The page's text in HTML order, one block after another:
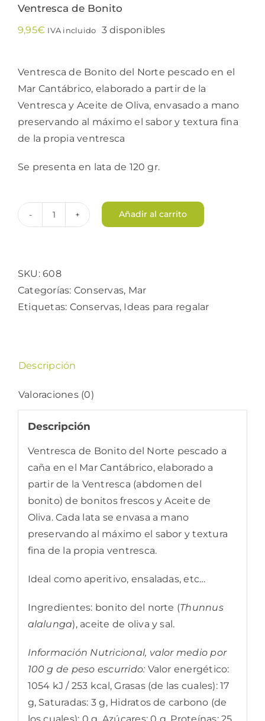
Ventresca de Bonito
9,95€ IVA incluido 3 disponibles
Ventresca de Bonito del Norte pescado en el
Mar Cantábrico, elaborado a partir de la
Ventresca y Aceite de Oliva, envasado a mano
preservando al máximo el sabor y textura fina
de la propia ventresca
Se presenta en lata de 120 gr.
Ventresca
cantidad
Añadir al carrito
SKU:608
Categorías: Conservas, Mar
Etiquetas: Conservas, Ideas para regalar
Descripción
Valoraciones (0)
Descripción
Ventresca de Bonito del Norte pescado a
caña en el Mar Cantábrico, elaborado a
partir de la Ventresca (abdomen del
bonito) de bonitos frescos y Aceite de
Oliva. Cada lata se envasa a mano
preservando al máximo el sabor y textura
fina de la propia ventresca.
Ideal como aperitivo, ensaladas, etc…
Ingredientes: bonito del norte (Thunnus
alalunga), aceite de oliva y sal.
Información Nutricional, valor medio por
100 g de peso escurrido: Valor energético:
1054 kJ / 253 kcal, Grasas (de las cuales): 17
g, Saturadas: 3 g, Hidratos de carbono (de